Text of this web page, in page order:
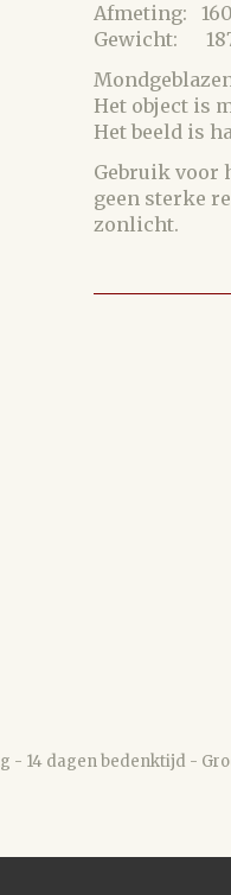
Afmeting:
Gewicht:
Het object is
Het beeld is
Gebruik voor
geen sterke
zonlicht.
14 dagen bedenktijd -